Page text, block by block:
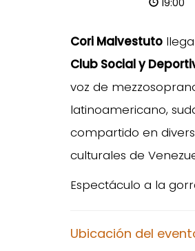
19:00
Cori Malvestuto
Club Social y
voz de
latinoamericano,
compartido en
culturales de
Espectáculo a la
Ubicación del